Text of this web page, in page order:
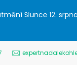
Slunce 12.